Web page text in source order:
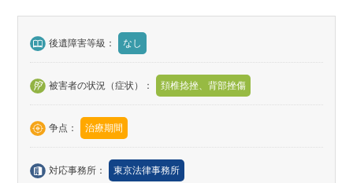
後遺障害等級： なし
被害者の状況（症状）： 頚椎捻挫、背部挫傷
争点： 治療期間
対応事務所： 東京法律事務所